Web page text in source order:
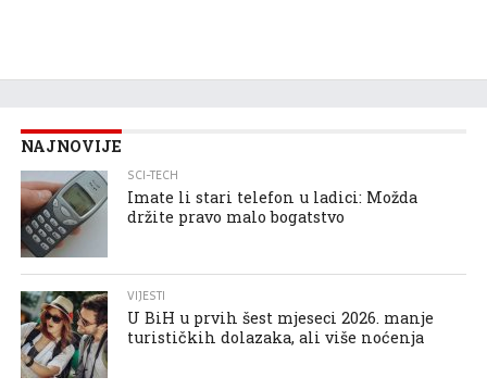
NAJNOVIJE
SCI-TECH
Imate li stari telefon u ladici: Možda
držite pravo malo bogatstvo
VIJESTI
U BiH u prvih šest mjeseci 2026. manje
turističkih dolazaka, ali više noćenja